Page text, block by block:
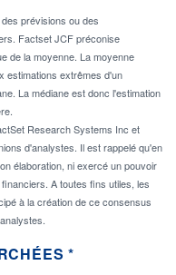
prévisions ou des
Factset JCF préconise
de la moyenne. La moyenne
estimations extrêmes d'un
La médiane est donc l'estimation
Research Systems Inc et
d'analystes. Il est rappelé qu'en
élaboration, ni exercé un pouvoir
A toutes fins utiles, les
à la création de ce consensus
*